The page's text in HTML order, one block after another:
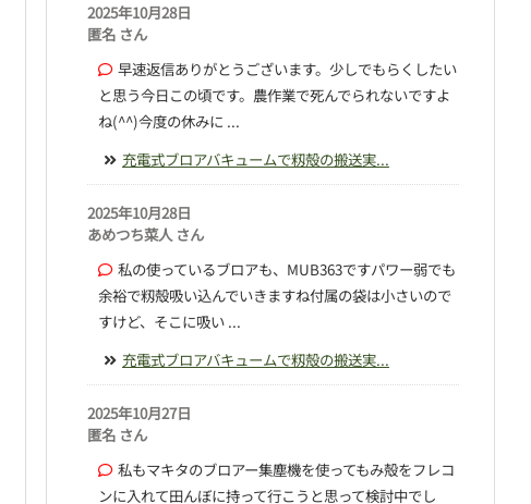
2025年10月28日
匿名 さん
早速返信ありがとうございます。少しでもらくしたい
と思う今日この頃です。農作業で死んでられないですよ
ね(^^)今度の休みに ...
充電式ブロアバキュームで籾殻の搬送実...
2025年10月28日
あめつち菜人 さん
私の使っているブロアも、MUB363ですパワー弱でも
余裕で籾殻吸い込んでいきますね付属の袋は小さいので
すけど、そこに吸い ...
充電式ブロアバキュームで籾殻の搬送実...
2025年10月27日
匿名 さん
私もマキタのブロアー集塵機を使ってもみ殻をフレコ
ンに入れて田んぼに持って行こうと思って検討中でし